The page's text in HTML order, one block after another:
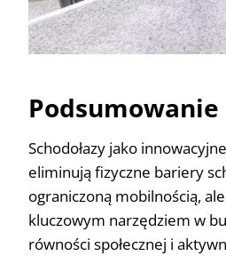
Podsumowanie
Schodołazy jako
eliminują fizyczne bariery
ograniczoną mobilnością,
kluczowym narzędziem w
równości społecznej i